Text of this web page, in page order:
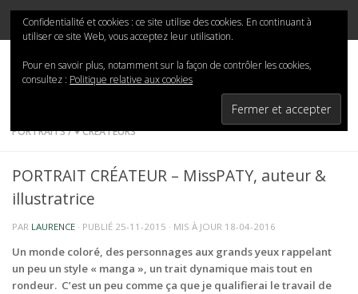
Skip to content
Mina-San
PORTRAITS/♥ CRÉATEURS
PORTRAIT CRÉATEUR – MissPATY, auteur &
illustratrice
PAR LAURENCE · PUBLIÉ 25-11-2015 · MIS À JOUR 18-04-2016
Un monde coloré, des personnages aux grands yeux rappelant
un peu un style « manga », un trait dynamique mais tout en
rondeur. C’est un peu comme ça que je qualifierai le travail de
Confidentialité et cookies : ce site utilise des cookies. En continuant à
utiliser ce site Web, vous acceptez leur utilisation.
Pour en savoir plus, notamment sur la façon de contrôler les cookies,
consultez : Politique relative aux cookies